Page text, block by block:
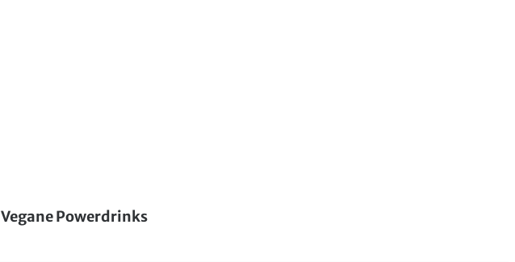
Vegane Powerdrinks